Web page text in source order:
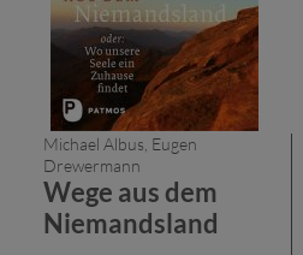
Michael Albus, Eugen
Drewermann
Wege aus dem
Niemandsland